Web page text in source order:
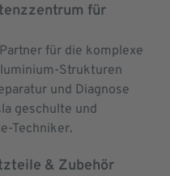
für
für die komplexe
Strukturen
und Diagnose
geschulte und
Techniker.
& Zubehör